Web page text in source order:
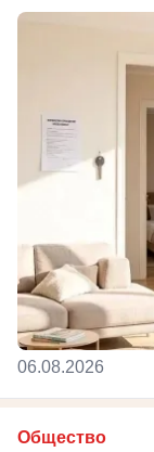
06.08.2026
Общество